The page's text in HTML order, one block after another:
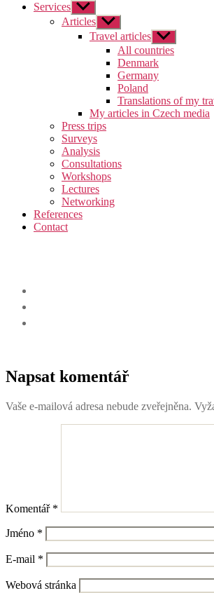
Services Zobrazit
podmenu
Articles Zobrazit
podmenu
Travel articles Zobrazit
podmenu
All countries
Denmark
Germany
Poland
Translations of my
My articles in Czech media
Press trips
Surveys
Analysis
Consultations
Workshops
Lectures
Networking
References
Contact
Napsat komentář
Vaše e-mailová adresa nebude zveřejněna.
Komentář *
Jméno *
E-mail *
Webová stránka